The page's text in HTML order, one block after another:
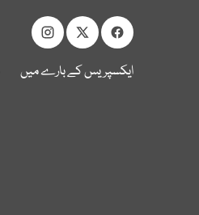
ایکسپریس کے بارے میں